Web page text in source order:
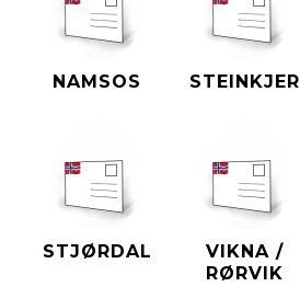
NAMSOS STEINKJER
STJØRDAL
VIKNA /
RØRVIK